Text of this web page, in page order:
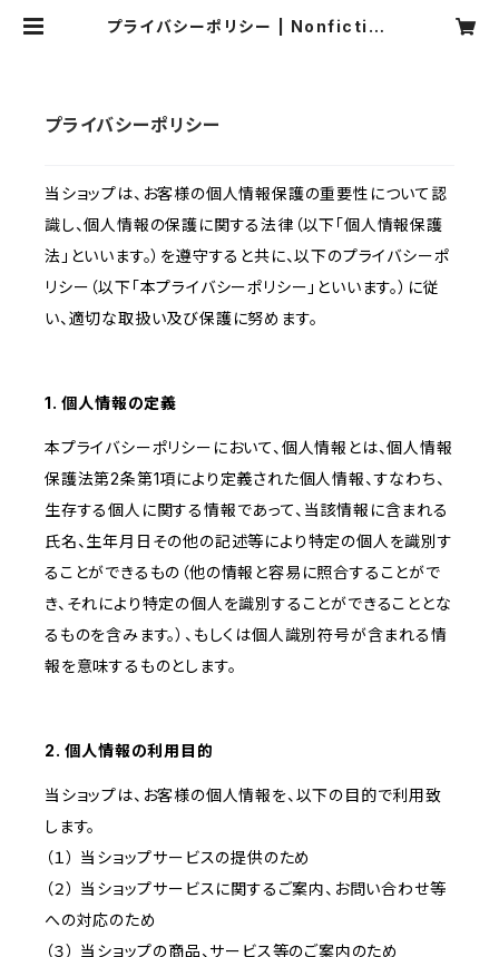
プライバシーポリシー | Nonfiction
プライバシーポリシー
当ショップは、お客様の個人情報保護の重要性について認
識し、個人情報の保護に関する法律（以下「個人情報保護
法」といいます。）を遵守すると共に、以下のプライバシーポ
リシー（以下「本プライバシーポリシー」といいます。）に従
い、適切な取扱い及び保護に努めます。
1. 個人情報の定義
本プライバシーポリシーにおいて、個人情報とは、個人情報
保護法第2条第1項により定義された個人情報、すなわち、
生存する個人に関する情報であって、当該情報に含まれる
氏名、生年月日その他の記述等により特定の個人を識別す
ることができるもの（他の情報と容易に照合することがで
き、それにより特定の個人を識別することができることとな
るものを含みます。）、もしくは個人識別符号が含まれる情
報を意味するものとします。
2. 個人情報の利用目的
当ショップは、お客様の個人情報を、以下の目的で利用致
します。
（１） 当ショップサービスの提供のため
（２） 当ショップサービスに関するご案内、お問い合わせ等
への対応のため
（３） 当ショップの商品、サービス等のご案内のため